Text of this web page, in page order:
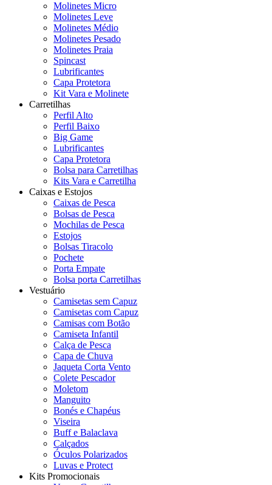
Molinetes Micro
Molinetes Leve
Molinetes Médio
Molinetes Pesado
Molinetes Praia
Spincast
Lubrificantes
Capa Protetora
Kit Vara e Molinete
Carretilhas
Perfil Alto
Perfil Baixo
Big Game
Lubrificantes
Capa Protetora
Bolsa para Carretilhas
Kits Vara e Carretilha
Caixas e Estojos
Caixas de Pesca
Bolsas de Pesca
Mochilas de Pesca
Estojos
Bolsas Tiracolo
Pochete
Porta Empate
Bolsa porta Carretilhas
Vestuário
Camisetas sem Capuz
Camisetas com Capuz
Camisas com Botão
Camiseta Infantil
Calça de Pesca
Capa de Chuva
Jaqueta Corta Vento
Colete Pescador
Moletom
Manguito
Bonés e Chapéus
Viseira
Buff e Balaclava
Calçados
Óculos Polarizados
Luvas e Protect
Kits Promocionais